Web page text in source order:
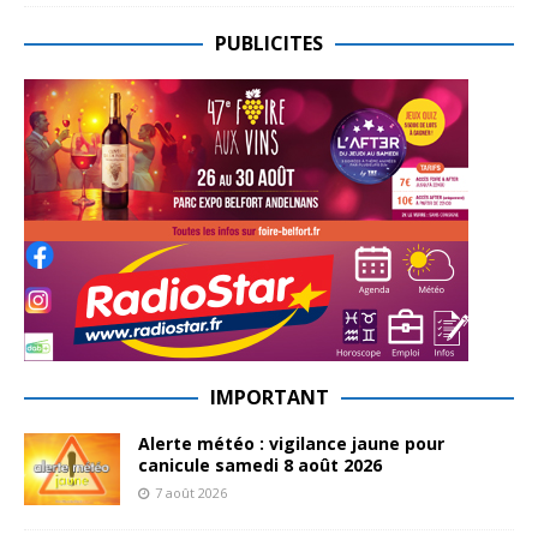
PUBLICITES
IMPORTANT
Alerte météo : vigilance jaune pour
canicule samedi 8 août 2026
7 août 2026